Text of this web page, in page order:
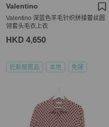
Valentino
Valentino 深蓝色羊毛针织拼接蕾丝圆
领套头毛衣上衣
HKD 4,650
近新閒置品 本地 免運